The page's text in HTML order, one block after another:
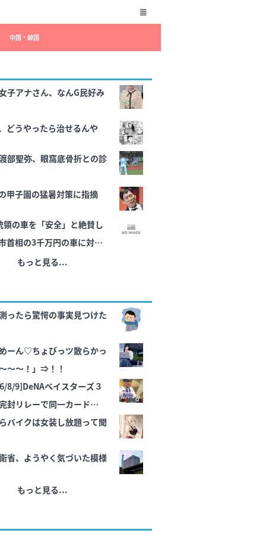
中国・韓国
子アナさん、なんG民好み
どうやったら治せるんや
部聖弥、眼窩底骨折との診
甲子園の猛暑対策に指摘
の車を「安全」と絶賛し
首相の3千万円の車に対し
もっと見る...
ったら驚愕の事実見つけた
ーん♡ちょびっツ散らかっ
～～！」⇒！！
8/9]DeNAベイスターズ３
リレーで同一カード３連
バイクは女装し放題って聞
省、ようやく気づいた模様
もっと見る...